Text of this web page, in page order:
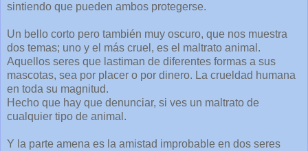
sintiendo que pueden ambos protegerse.
Un bello corto pero también muy oscuro, que nos muestra
dos temas; uno y el más cruel, es el maltrato animal.
Aquellos seres que lastiman de diferentes formas a sus
mascotas, sea por placer o por dinero. La crueldad humana
en toda su magnitud.
Hecho que hay que denunciar, si ves un maltrato de
cualquier tipo de animal.
Y la parte amena es la amistad improbable en dos seres